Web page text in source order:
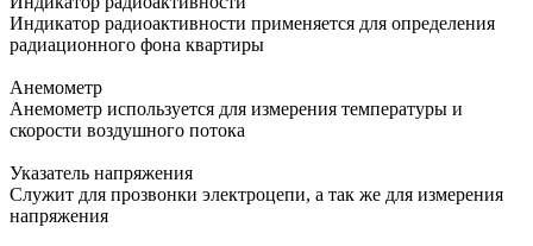
Индикатор радиоактивности применяется для определения
радиационного фона квартиры
Анемометр
Анемометр используется для измерения температуры и
скорости воздушного потока
Указатель напряжения
Служит для прозвонки электроцепи, а так же для измерения
напряжения